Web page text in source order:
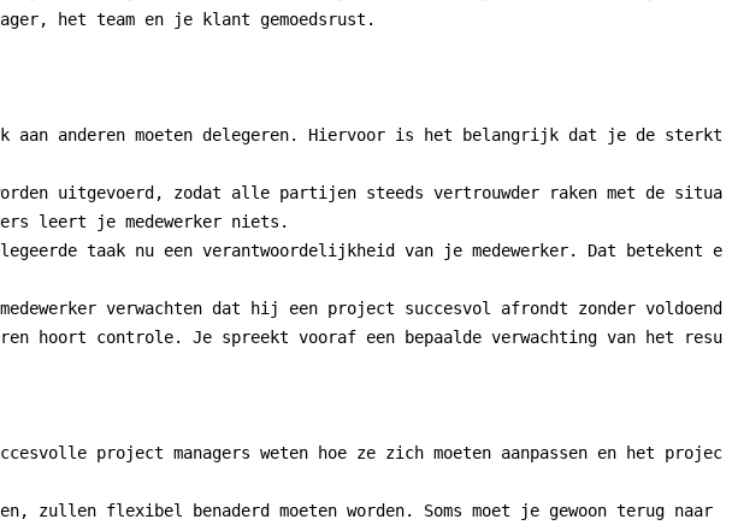
het team en je klant gemoedsrust.
anderen moeten delegeren. Hiervoor is het belangrijk dat je de
uitgevoerd, zodat alle partijen steeds vertrouwder raken met de
leert je medewerker niets.
taak nu een verantwoordelijkheid van je medewerker. Dat
verwachten dat hij een project succesvol afrondt zonder
hoort controle. Je spreekt vooraf een bepaalde verwachting van het
project managers weten hoe ze zich moeten aanpassen en het
flexibel benaderd moeten worden. Soms moet je gewoon terug